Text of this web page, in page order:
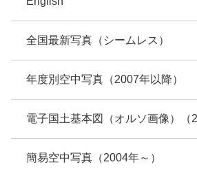
全国最新写真（シームレス）
年度別空中写真（2007年以降）
電子国土基本図（オルソ画像）（
簡易空中写真（2004年～）